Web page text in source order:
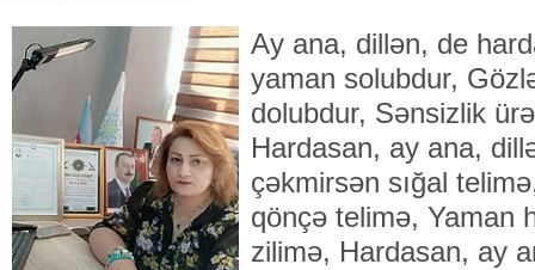
Ay ana, dillən, de
yaman solubdur,
dolubdur, Sənsizlik
Hardasan, ay ana,
çəkmirsən sığal
qönçə telimə, Yaman
zilimə, Hardasan, ay